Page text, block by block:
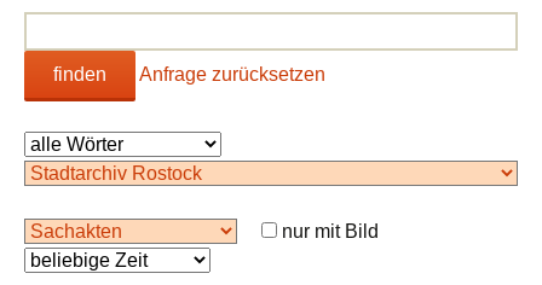
finden Anfrage zurücksetzen
nur mit Bild